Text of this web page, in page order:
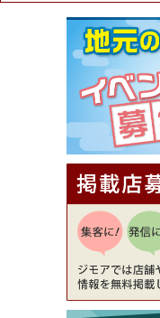
[有効期限]2026年9
【ジモア限
⇒8,800円（
（ミックル）
[有効期限]2026年9
【ジモア読者
理5品+2時間
ore（ピアク
[有効期限]2026年9
【ジモア読
降（創作イタ
[有効期限]2026年9
【ジモア限
00円⇒1,100
ckle（ミック
[有効期限]2026年9月